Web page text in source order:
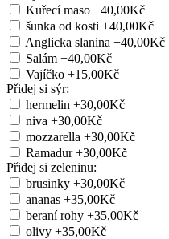
Kuřecí maso +40,00Kč
šunka od kosti +40,00Kč
Anglicka slanina +40,00Kč
Salám +40,00Kč
Vajíčko +15,00Kč
Přidej si sýr:
hermelin +30,00Kč
niva +30,00Kč
mozzarella +30,00Kč
Ramadur +30,00Kč
Přidej si zeleninu:
brusinky +30,00Kč
ananas +35,00Kč
beraní rohy +35,00Kč
olivy +35,00Kč